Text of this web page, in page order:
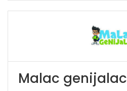
Malac genijalac